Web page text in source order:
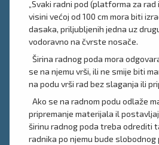
„Svaki radni pod (platforma za
visini većoj od 100 cm mora biti
dasaka, priljubljenih jedna uz
vodoravno na čvrste nosače.
Širina radnog poda mora
se na njemu vrši, ili ne smije biti
na podu vrši rad bez slaganja ili
Ako se na radnom podu odlaže
pripremanje materijala il
širinu radnog poda treba odrediti
radnika po njemu bude